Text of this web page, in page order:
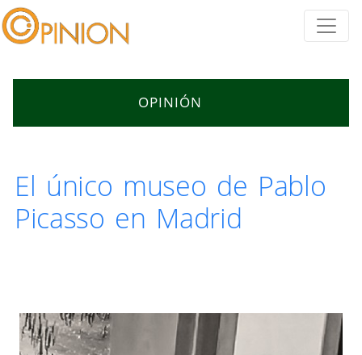
OPINIÓN
El único museo de Pablo
Picasso en Madrid